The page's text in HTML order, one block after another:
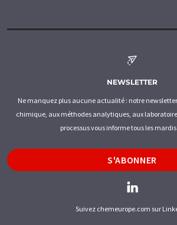
NEWSLETTER
Ne manquez plus aucune actualité : notre
chimique, aux méthodes analytiques, aux
processus vous informe tous les
S'ABONNER
Suivez chemeurope.com sur